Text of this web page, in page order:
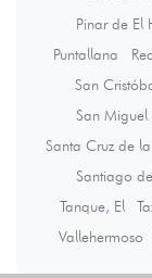
Pinar de El
Puntallana
San
San
Santa Cruz de
Santiago
Tanque, El
Vallehermoso